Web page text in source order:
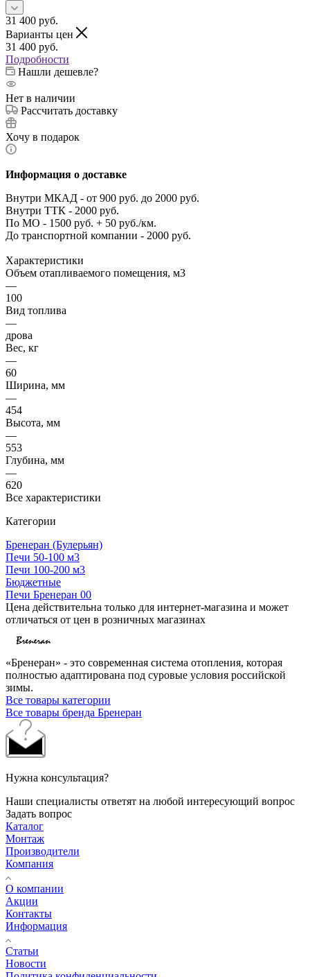
31 400 руб.
Варианты цен
31 400 руб.
Подробности
Нашли дешевле?
Нет в наличии
Рассчитать доставку
Хочу в подарок
Информация о доставке
Внутри МКАД - от 900 руб. до 2000 руб.
Внутри ТТК - 2000 руб.
По МО - 1500 руб. + 50 руб./км.
До транспортной компании - 2000 руб.
Характеристики
Объем отапливаемого помещения, м3
—
100
Вид топлива
—
дрова
Вес, кг
—
60
Ширина, мм
—
454
Высота, мм
—
553
Глубина, мм
—
620
Все характеристики
Категории
Бренеран (Булерьян)
Печи 50-100 м3
Печи 100-200 м3
Бюджетные
Печи Бренеран 00
Цена действительна только для интернет-магазина и может
отличаться от цен в розничных магазинах
«Бренеран» - это современная система отопления, которая
полностью адаптирована под суровые условия российской
зимы.
Все товары категории
Все товары бренда Бренеран
Нужна консультация?
Наши специалисты ответят на любой интересующий вопрос
Задать вопрос
Каталог
Монтаж
Производители
Компания
О компании
Акции
Контакты
Информация
Статьи
Новости